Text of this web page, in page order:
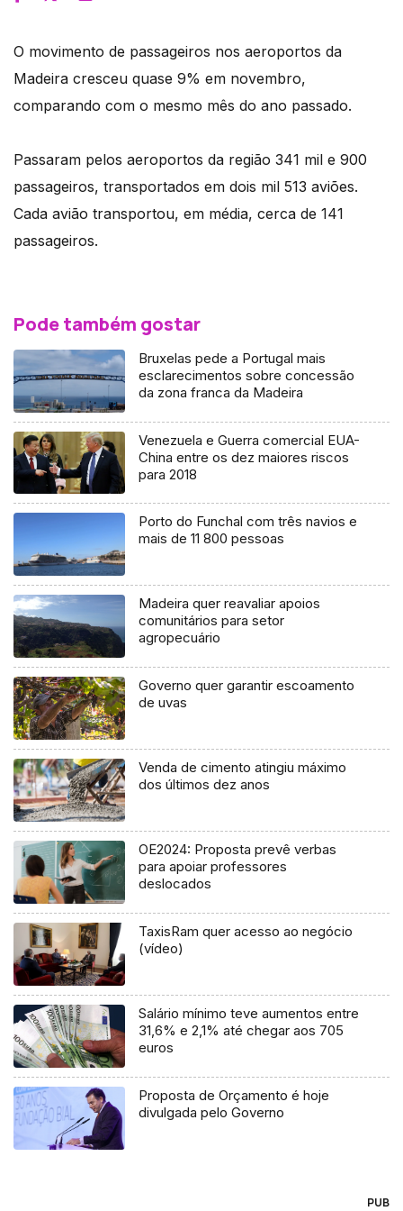
O movimento de passageiros nos aeroportos da
Madeira cresceu quase 9% em novembro,
comparando com o mesmo mês do ano passado.
Passaram pelos aeroportos da região 341 mil e 900
passageiros, transportados em dois mil 513 aviões.
Cada avião transportou, em média, cerca de 141
passageiros.
Pode também gostar
Bruxelas pede a Portugal mais
esclarecimentos sobre concessão
da zona franca da Madeira
Venezuela e Guerra comercial EUA-
China entre os dez maiores riscos
para 2018
Porto do Funchal com três navios e
mais de 11 800 pessoas
Madeira quer reavaliar apoios
comunitários para setor
agropecuário
Governo quer garantir escoamento
de uvas
Venda de cimento atingiu máximo
dos últimos dez anos
OE2024: Proposta prevê verbas
para apoiar professores
deslocados
TaxisRam quer acesso ao negócio
(vídeo)
Salário mínimo teve aumentos entre
31,6% e 2,1% até chegar aos 705
euros
Proposta de Orçamento é hoje
divulgada pelo Governo
PUB